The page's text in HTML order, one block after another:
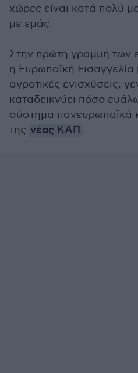
χώρες είναι κατά πολύ
με εμάς.
Στην πρώτη γραμμή των
η Ευρωπαϊκή Εισαγγελία
αγροτικές ενισχύσεις,
καταδεικνύει πόσο
σύστημα πανευρωπαϊκά
της νέας ΚΑΠ.